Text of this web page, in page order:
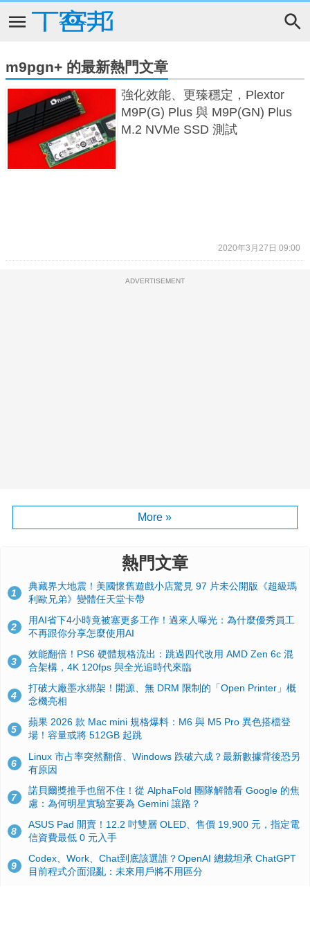
m9pgn+ 的最新熱門文章
強化效能、更臻穩定，Plextor
M9P(G) Plus 與 M9P(GN) Plus
M.2 NVMe SSD 測試
2020年3月27日 09:00
ADVERTISEMENT
More »
熱門文章
1
典藏界大地震！美國懷舊遊戲小店驚見 97 片未公開版《超級瑪
利歐兄弟》變體任天堂卡帶
2
用AI省下4小時竟被塞更多工作！過來人曝光：為什麼優秀員工
不再跟你分享怎麼使用AI
3
效能翻倍！PS6 硬體規格流出：跳過四代改用 AMD Zen 6c 混
合架構，4K 120fps 與全光追時代來臨
4
打破大廠墨水綁架！開源、無 DRM 限制的「Open Printer」概
念機亮相
5
蘋果 2026 款 Mac mini 規格爆料：M6 與 M5 Pro 異色搭檔登
場！容量或將 512GB 起跳
6
Linux 市占率突然翻倍、Windows 跌破六成？最新數據背後恐另
有原因
7
諾貝爾獎推手也留不住！從 AlphaFold 團隊解體看 Google 的焦
慮：為何明星實驗室要為 Gemini 讓路？
8
ASUS Pad 開賣！12.2 吋雙層 OLED、售價 19,900 元，指定電
信資費最低 0 元入手
9
Codex、Work、Chat到底該選誰？OpenAI 總裁坦承 ChatGPT
目前程式介面混亂：未來用戶將不用區分